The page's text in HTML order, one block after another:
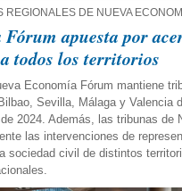
REGIONALES DE NUEVA
apuesta por
todos los territorios
Economía Fórum mantiene
Sevilla, Málaga y Valencia
2024. Además, las tribunas de
las intervenciones de
sociedad civil de distintos